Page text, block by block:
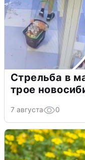
Стрельба в
трое
7 августа 0